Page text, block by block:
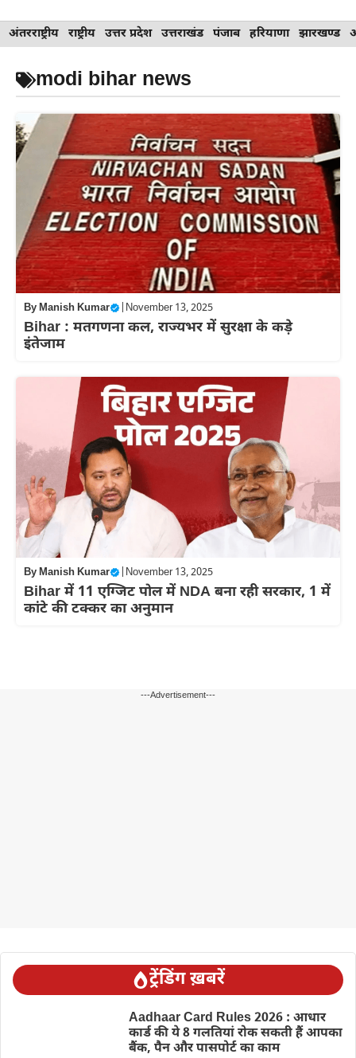
Skip
to
content
अंतरराष्ट्रीय राष्ट्रीय उत्तर प्रदेश उत्तराखंड पंजाब हरियाणा झारखण्ड
modi bihar news
ByManish Kumar November 13, 2025
Bihar : मतगणना कल, राज्यभर में सुरक्षा के कड़े
इंतेजाम
ByManish Kumar November 13, 2025
Bihar में 11 एग्जिट पोल में NDA बना रही सरकार, 1 में
कांटे की टक्कर का अनुमान
---Advertisement---
ट्रेंडिंग ख़बरें
Aadhaar Card Rules 2026 : आधार
कार्ड की ये 8 गलतियां रोक सकती हैं आपका
बैंक, पैन और पासपोर्ट का काम